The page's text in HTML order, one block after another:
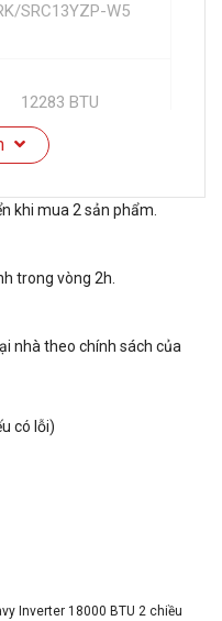
SRC13YZP-W5
12283 BTU
15m² đến 20m²
R32
khi mua 2 sản phẩm.
trong vòng 2h.
nhà theo chính sách của
có lỗi)
Inverter 18000 BTU 2 chiều